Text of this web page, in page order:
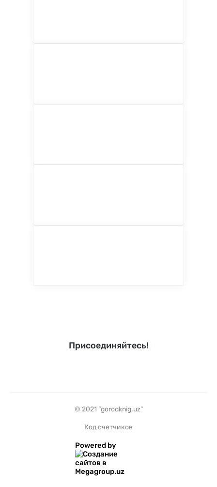
Присоединяйтесь!
© 2021 “gorodknig.uz”
Код счетчиков
Powered by